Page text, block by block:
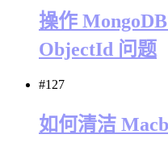
操作
ObjectId 问题
#127
如何清洁